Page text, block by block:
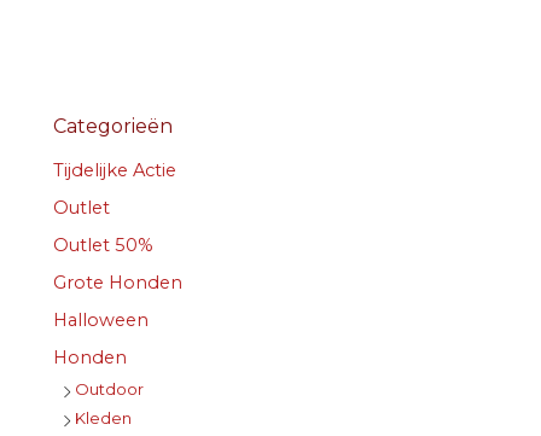
Categorieën
Tijdelijke Actie
Outlet
Outlet 50%
Grote Honden
Halloween
Honden
Outdoor
Kleden